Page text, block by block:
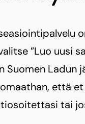
”Luo uusi
Suomen Ladun
että
tai